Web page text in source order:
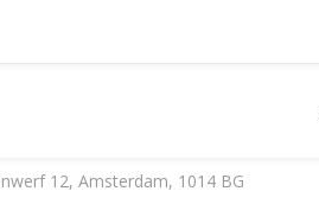
12, Amsterdam, 1014 BG